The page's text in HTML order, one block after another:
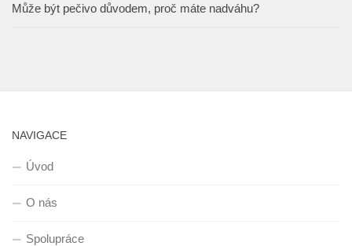
Může být pečivo důvodem, proč máte nadváhu?
NAVIGACE
Úvod
O nás
Spolupráce